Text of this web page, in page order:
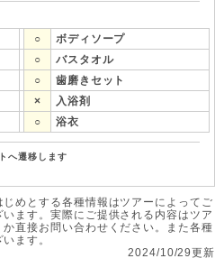
○
ボディソープ
○
バスタオル
○
歯磨きセット
×
入浴剤
○ 浴衣
へ遷移します
めとする各種情報はツアーによってご
ます。実際にご提供される内容はツア
直接お問い合わせください。また各種
ます。
2024/10/29更新